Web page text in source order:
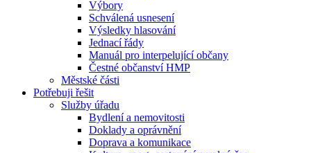
Výbory
Schválená usnesení
Výsledky hlasování
Jednací řády
Manuál pro interpelující občany
Čestné občanství HMP
Městské části
Potřebuji řešit
Služby úřadu
Bydlení a nemovitosti
Doklady a oprávnění
Doprava a komunikace